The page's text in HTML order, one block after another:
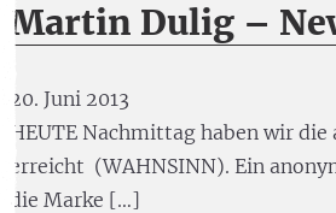
Martin Dulig –
20. Juni 2013
HEUTE Nachmittag haben wir
erreicht (WAHNSINN). Ein
die Marke […]